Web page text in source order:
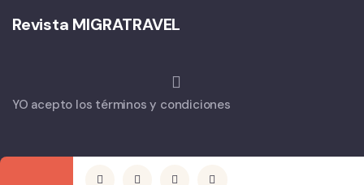
Revista MIGRATRAVEL
YO acepto los términos y condiciones